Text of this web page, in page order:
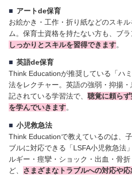
アートde保育
お絵かき・工作・折り紙などのスキ
ム。保育士資格を持たない方も、ブラ
しっかりとスキルを習得できます。
英語de保育
Think Educationが推奨している「ハ
法をレクチャー。英語の強弱・抑揚
記されている学習法で、 聴覚に頼ら
を学んでいきます。
小児救急法
Think Educationで教えているのは、
ブルに対応できる「LSFA小児救急法
ルギー・痙攣・ショック・出血・骨
ど、 さまざまなトラブルへの対応や